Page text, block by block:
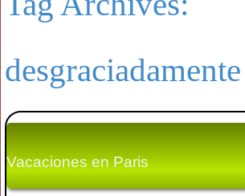
desgraciadamente
Vacaciones en Paris